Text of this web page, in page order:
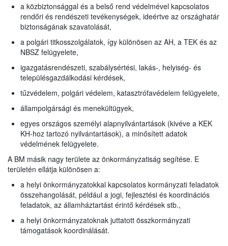
a közbiztonsággal és a belső rend védelmével kapcsolatos
rendőri és rendészeti tevékenységek, ideértve az országhatár
biztonságának szavatolását,
a polgári titkosszolgálatok, így különösen az AH, a TEK és az
NBSZ felügyelete,
igazgatásrendészeti, szabálysértési, lakás-, helyiség- és
településgazdálkodási kérdések,
tűzvédelem, polgári védelem, katasztrófavédelem felügyelete,
állampolgársági és menekültügyek,
egyes országos személyi alapnyilvántartások (kivéve a KEK
KH-hoz tartozó nyilvántartások), a minősített adatok
védelmének felügyelete.
A BM másik nagy területe az önkormányzatiság segítése. E
területén ellátja különösen a:
a helyi önkormányzatokkal kapcsolatos kormányzati feladatok
összehangolását, például a jogi, fejlesztési és koordinációs
feladatok, az államháztartást érintő kérdések stb.,
a helyi önkormányzatoknak juttatott összkormányzati
támogatások koordinálását.